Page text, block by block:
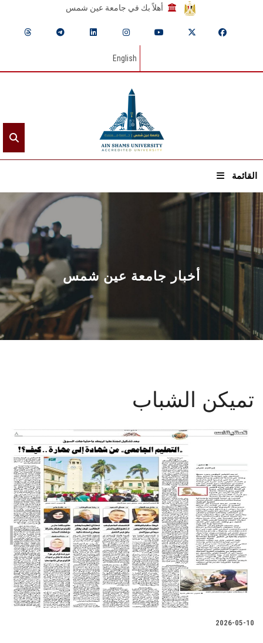
أهلاً بك في جامعة عين شمس
English
القائمة
الرئيسيـة
عن الجامعة
القطاعـات
الشئون الأكاديمية
البحث العلمي
الأنظمة الذكية
الإعلام
تواصل معنا
الطلاب
هيئة التدريس
الدراسات العليا
أخبار جامعة عين شمس
تميكن الشباب
2026-05-10